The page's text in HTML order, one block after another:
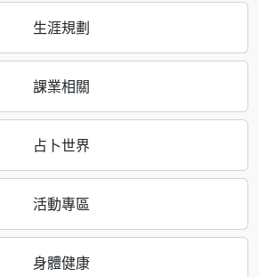
生涯規劃
課業相關
占卜世界
活動專區
身體健康